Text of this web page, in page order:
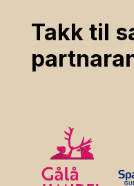
Takk til